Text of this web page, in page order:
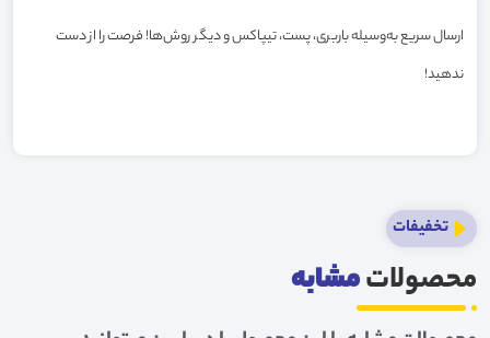
ارسال سریع به‌وسیله باربری، پست، تیپاکس و دیگر روش‌ها! فرصت را از دست
ندهید!
تخفیفات
محصولاتمشابه